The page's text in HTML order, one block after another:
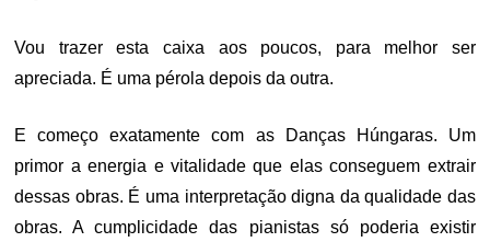
Vou trazer esta caixa aos poucos, para melhor ser
apreciada. É uma pérola depois da outra.
E começo exatamente com as Danças Húngaras. Um
primor a energia e vitalidade que elas conseguem extrair
dessas obras. É uma interpretação digna da qualidade das
obras. A cumplicidade das pianistas só poderia existir